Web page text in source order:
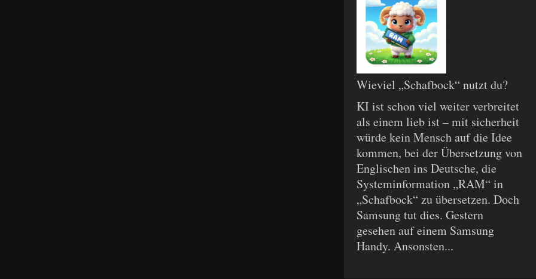
Wieviel „Schafbock“ nutzt du?
KI ist schon viel weiter verbreitet
als einem lieb ist – mit sicherheit
würde kein Mensch auf die Idee
kommen, bei der Übersetzung von
Englischen ins Deutsche, die
Systeminformation „RAM“ in
„Schafbock“ zu übersetzen. Doch
Samsung tut dies. Gestern
gesehen auf einem Samsung
Handy. Ansonsten...